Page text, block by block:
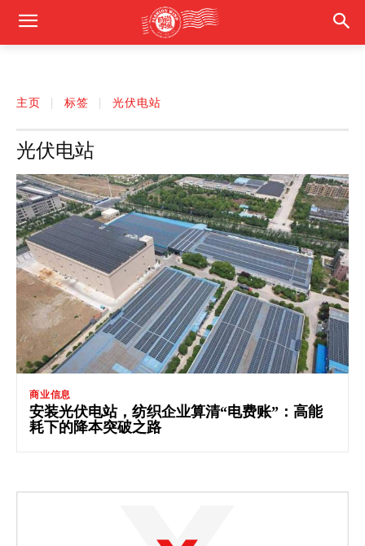
主页 标签 光伏电站
光伏电站
商业信息
安装光伏电站，纺织企业算清“电费账”：高能
耗下的降本突破之路